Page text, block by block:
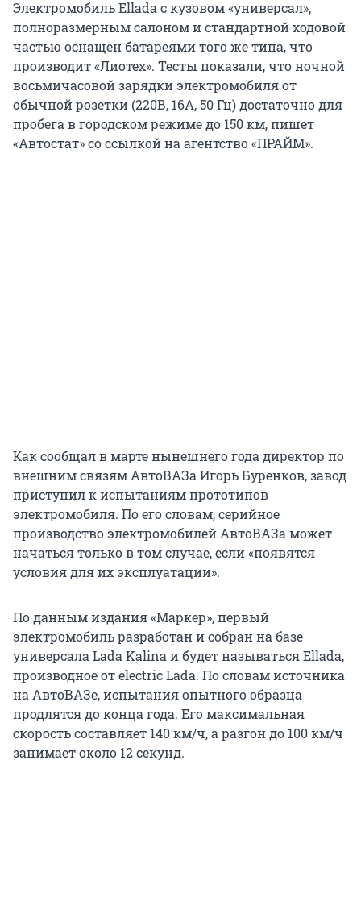
Электромобиль Ellada с кузовом «универсал»,
полноразмерным салоном и стандартной ходовой
частью оснащен батареями того же типа, что
производит «Лиотех». Тесты показали, что ночной
восьмичасовой зарядки электромобиля от
обычной розетки (220В, 16А, 50 Гц) достаточно для
пробега в городском режиме до 150 км, пишет
«Автостат» со ссылкой на агентство «ПРАЙМ».
Как сообщал в марте нынешнего года директор по
внешним связям АвтоВАЗа Игорь Буренков, завод
приступил к испытаниям прототипов
электромобиля. По его словам, серийное
производство электромобилей АвтоВАЗа может
начаться только в том случае, если «появятся
условия для их эксплуатации».
По данным издания «Маркер», первый
электромобиль разработан и собран на базе
универсала Lada Kalina и будет называться Ellada,
производное от electric Lada. По словам источника
на АвтоВАЗе, испытания опытного образца
продлятся до конца года. Его максимальная
скорость составляет 140 км/ч, а разгон до 100 км/ч
занимает около 12 секунд.